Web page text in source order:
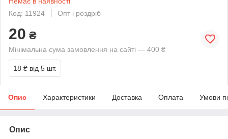
Код: 11924
Опт і роздріб
20 ₴
Мінімальна сума замовлення на сайті — 400 ₴
18 ₴ від 5 шт.
Опис Характеристики Доставка Оплата Умови
Опис